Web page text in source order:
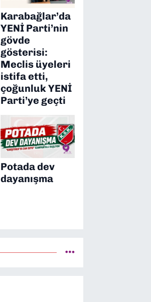
Karabağlar’da
YENİ Parti’nin
gövde
gösterisi:
Meclis üyeleri
istifa etti,
çoğunluk YENİ
Parti’ye geçti
Potada dev
dayanışma